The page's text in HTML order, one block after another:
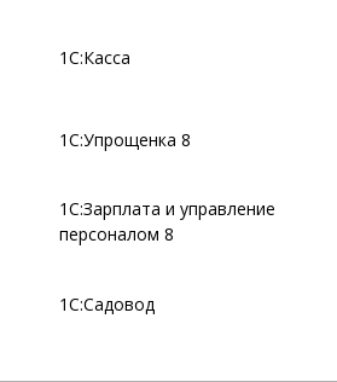
1С:Касса
1С:Упрощенка 8
1С:Зарплата и управление
персоналом 8
1С:Садовод